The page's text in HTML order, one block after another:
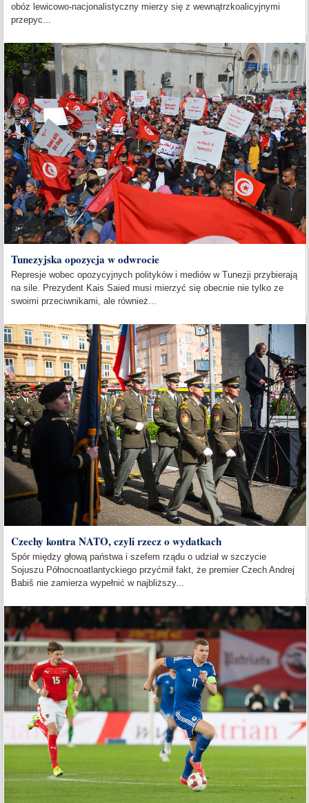
obóz lewicowo-nacjonalistyczny mierzy się z wewnątrzkoalicyjnymi
przepyc...
Tunezyjska opozycja w odwrocie
Represje wobec opozycyjnych polityków i mediów w Tunezji przybierają
na sile. Prezydent Kais Saied musi mierzyć się obecnie nie tylko ze
swoimi przeciwnikami, ale również...
Czechy kontra NATO, czyli rzecz o wydatkach
Spór między głową państwa i szefem rządu o udział w szczycie
Sojuszu Północnoatlantyckiego przyćmił fakt, że premier Czech Andrej
Babiš nie zamierza wypełnić w najbliższy...